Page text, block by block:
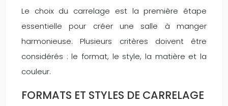
Le choix du carrelage est la première étape
essentielle pour créer une salle à manger
harmonieuse. Plusieurs critères doivent être
considérés : le format, le style, la matière et la
couleur.
FORMATS ET STYLES DE CARRELAGE